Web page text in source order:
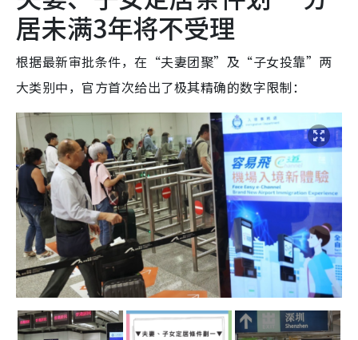
居未满3年将不受理
根据最新审批条件，在“夫妻团聚”及“子女投靠”两
大类别中，官方首次给出了极其精确的数字限制：